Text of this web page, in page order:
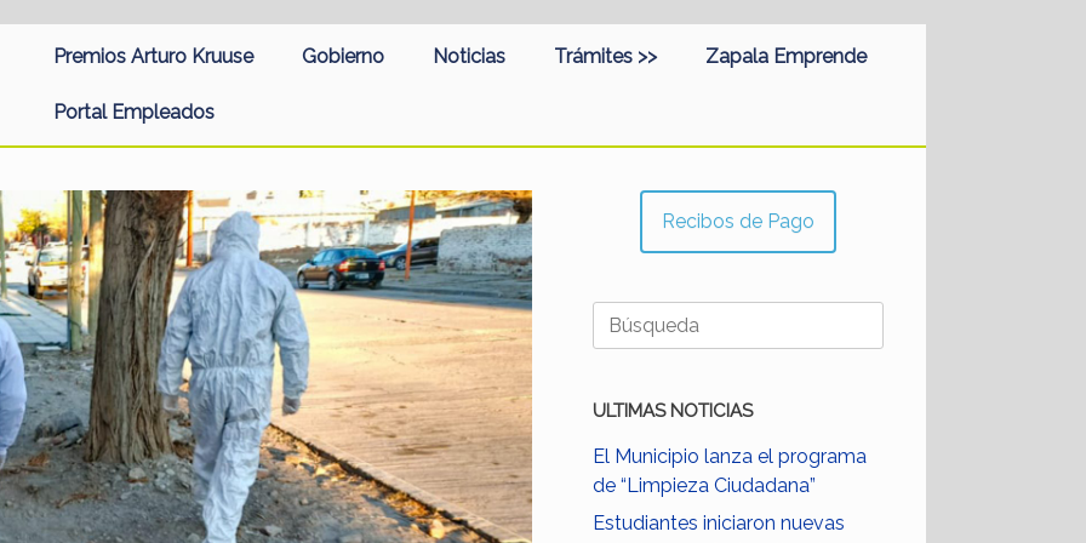
Premios Arturo Kruuse Gobierno Noticias Trámites >> Zapala Emprende
Portal Empleados
Recibos de Pago
Buscar:
ULTIMAS NOTICIAS
El Municipio lanza el programa
de “Limpieza Ciudadana”
Estudiantes iniciaron nuevas